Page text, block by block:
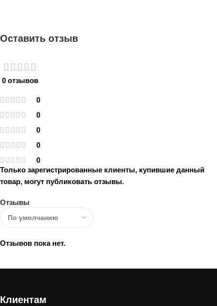
Оставить отзыв
0 отзывов
0
0
0
0
0
Отзывы
Отзывов пока нет.
Только зарегистрированные клиенты, купившие данный
товар, могут публиковать отзывы.
Клиентам